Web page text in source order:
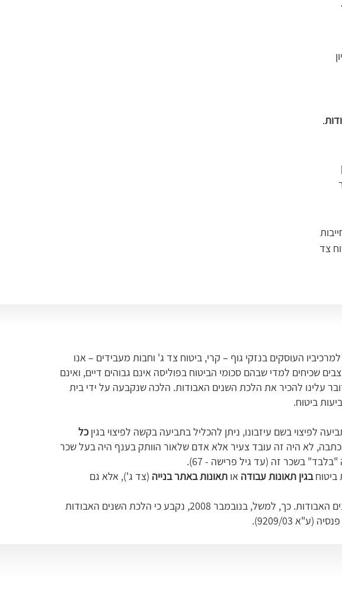
כ-5.8 מיליון
.
צד
העוסקים בנזקי גוף – קרי, ביטוח צד ג' וחבות מעבידים – אנו
שכיחים למדי שבהם סכומי הביטוח בפוליסה אינם גבוהים דיים, ואינם
עלינו להכיר את הלכת השנים האבודות. הלכה שנקבעה על ידי בית
לפיצוי בשם עיזבונו, ניתן להכליל בתביעה בקשה לפיצוי בגיןכל
לא היה זה עובד צעיר אלא אדם שלאור הוותק בענף היה בעל שכר
ביטוחבגין תאונות עבודה אותאונות באתר בנייה (צד ג'), אלא גם
לאורך השנים אף התקבלו בבית המשפט העליון מספר פסקי דין כלכליים נוספים שהרחיבו את הלכת השנים האבודות. כך, למשל, בנובמבר 2008, נקבע כי הלכת השנים האבודות
9209/03).